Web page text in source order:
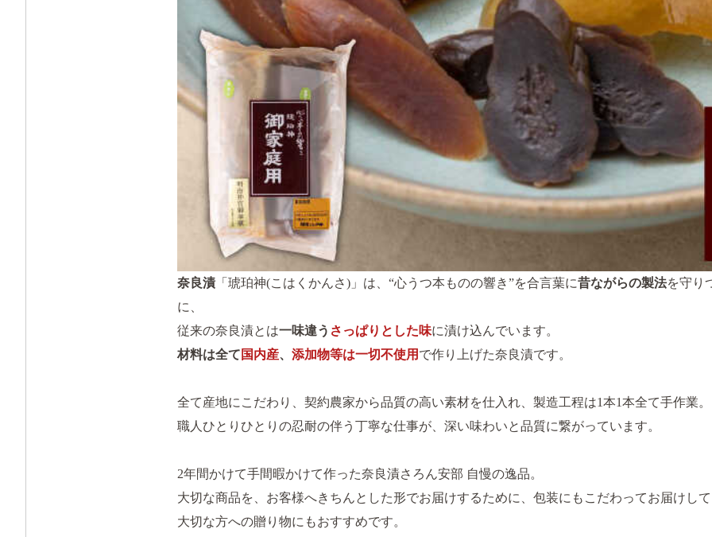
奈良漬 「琥珀神(こはくかんさ)」は、“心うつ本ものの響き”を合言葉に昔ながらの製法を守り
に、
従来の奈良漬とは一味違う さっぱりとした味に漬け込んでいます。
材料は全て 国内産、 添加物等は一切不使用 で作り上げた奈良漬です。
全て産地にこだわり、契約農家から品質の高い素材を仕入れ、製造工程は1本1本全て手作業。
職人ひとりひとりの忍耐の伴う丁寧な仕事が、深い味わいと品質に繋がっています。
2年間かけて手間暇かけて作った奈良漬さろん安部 自慢の逸品。
大切な商品を、お客様へきちんとした形でお届けするために、包装にもこだわってお届けし
大切な方への贈り物にもおすすめです。